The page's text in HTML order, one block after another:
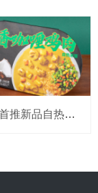
德克士首推新品自热米饭，跨足零售业